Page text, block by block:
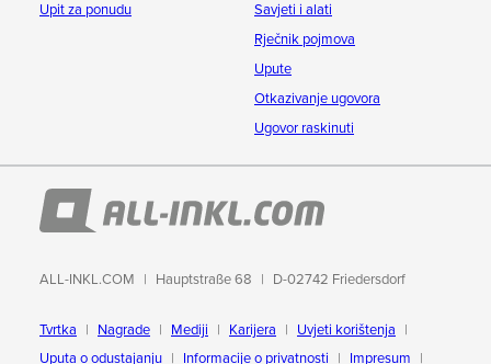
Upit za ponudu
Savjeti i alati
Rječnik pojmova
Upute
Otkazivanje ugovora
Ugovor raskinuti
ALL-INKL.COM Hauptstraße 68 D-02742 Friedersdorf
Tvrtka Nagrade Mediji Karijera
Uvjeti korištenja
Uputa o odustajanju
Informacije o privatnosti Impresum